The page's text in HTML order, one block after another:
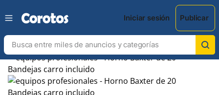
Iniciar sesión Publicar